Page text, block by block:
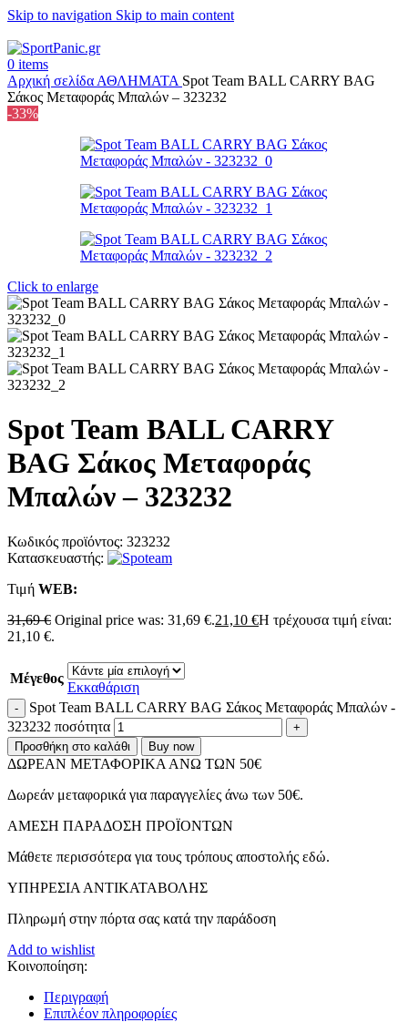
Skip to navigation Skip to main content
0 items
Αρχική σελίδα ΑΘΛΗΜΑΤΑ Spot Team BALL CARRY BAG
Σάκος Μεταφοράς Μπαλών – 323232
-33%
Click to enlarge
Spot Team BALL CARRY
BAG Σάκος Μεταφοράς
Μπαλών – 323232
Κωδικός προϊόντος: 323232
Κατασκευαστής:
Τιμή WΕΒ:
31,69€ Original price was: 31,69 €.21,10 €Η τρέχουσα τιμή είναι:
21,10 €.
Μέγεθος
Εκκαθάριση
Spot Team BALL CARRY BAG Σάκος Μεταφοράς Μπαλών -
323232 ποσότητα
Προσθήκη στο καλάθι Buy now
ΔΩΡΕΑΝ ΜΕΤΑΦΟΡΙΚΑ ΑΝΩ ΤΩΝ 50€
Δωρεάν μεταφορικά για παραγγελίες άνω των 50€.
ΑMEΣΗ ΠΑΡΑΔΟΣΗ ΠΡΟΪΟΝΤΩΝ
Μάθετε περισσότερα για τους τρόπους αποστολής εδώ.
ΥΠΗΡΕΣΙΑ ΑΝΤΙΚΑΤΑΒΟΛΗΣ
Πληρωμή στην πόρτα σας κατά την παράδοση
Add to wishlist
Κοινοποίηση:
Περιγραφή
Επιπλέον πληροφορίες